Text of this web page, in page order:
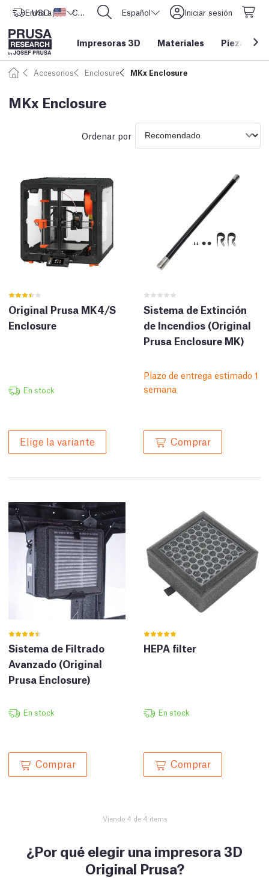
Envío a Estados Unidos
USD ($) CORE One L: ¡Ya disponible! Español Iniciar sesión
Impresoras 3D Materiales Piezas y
Accesorios Enclosure MKx Enclosure
MKx Enclosure
Ordenar por
Original Prusa MK4/S
Enclosure
En stock
Elige la variante
Sistema de Extinción
de Incendios (Original
Prusa Enclosure MK)
Plazo de entrega estimado 1
semana
Comprar
Sistema de Filtrado
Avanzado (Original
Prusa Enclosure)
En stock
Comprar
HEPA filter
En stock
Comprar
Viendo 4 de 4 items
¿Por qué elegir una impresora 3D
Original Prusa?